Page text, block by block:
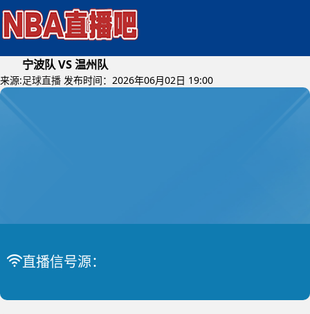
宁波队 VS 温州队
来源:足球直播 发布时间：2026年06月02日 19:00
直播信号源：